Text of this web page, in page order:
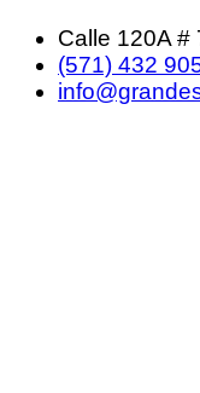
Calle 120A #
(571) 432